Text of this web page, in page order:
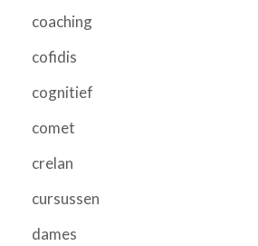
coaching
cofidis
cognitief
comet
crelan
cursussen
dames